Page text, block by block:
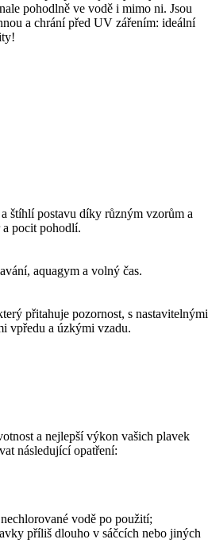
pohodlně ve vodě i mimo ni. Jsou
a chrání před UV zářením: ideální
štíhlí postavu díky různým vzorům a
pocit pohodlí.
aquagym a volný čas.
přitahuje pozornost, s nastavitelnými
vpředu a úzkými vzadu.
a nejlepší výkon vašich plavek
následující opatření:
vodě po použití;
příliš dlouho v sáčcích nebo jiných